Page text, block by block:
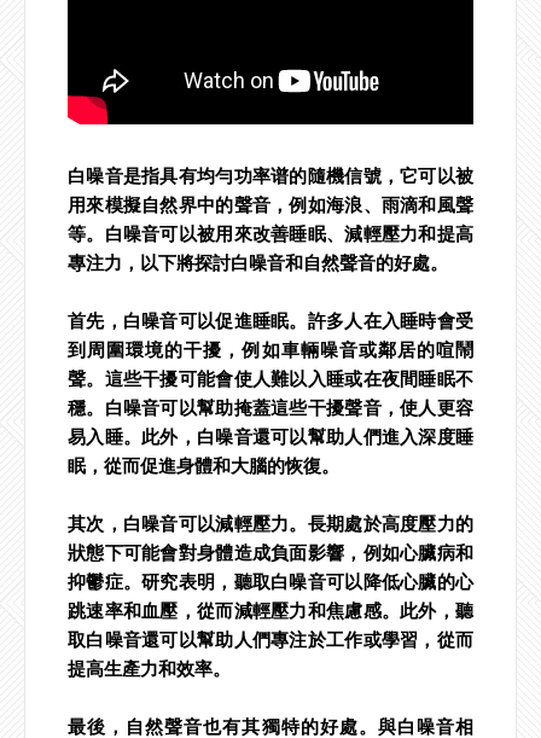
白噪音是指具有均勻功率谱的隨機信號，它可以被
用來模擬自然界中的聲音，例如海浪、雨滴和風聲
等。白噪音可以被用來改善睡眠、減輕壓力和提高
專注力，以下將探討白噪音和自然聲音的好處。
首先，白噪音可以促進睡眠。許多人在入睡時會受
到周圍環境的干擾，例如車輛噪音或鄰居的喧鬧
聲。這些干擾可能會使人難以入睡或在夜間睡眠不
穩。白噪音可以幫助掩蓋這些干擾聲音，使人更容
易入睡。此外，白噪音還可以幫助人們進入深度睡
眠，從而促進身體和大腦的恢復。
其次，白噪音可以減輕壓力。長期處於高度壓力的
狀態下可能會對身體造成負面影響，例如心臟病和
抑鬱症。研究表明，聽取白噪音可以降低心臟的心
跳速率和血壓，從而減輕壓力和焦慮感。此外，聽
取白噪音還可以幫助人們專注於工作或學習，從而
提高生產力和效率。
最後，自然聲音也有其獨特的好處。與白噪音相